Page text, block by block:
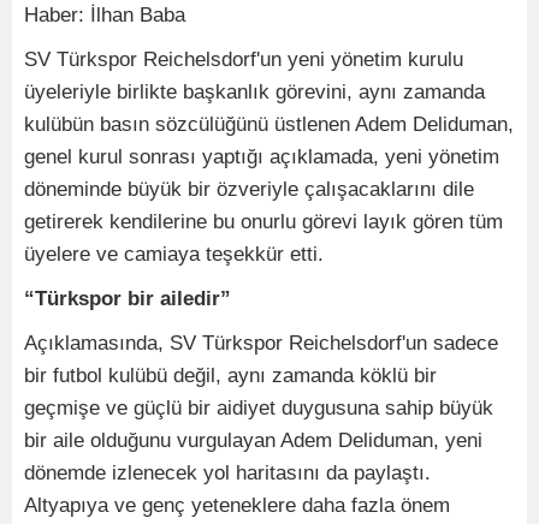
Haber: İlhan Baba
SV Türkspor Reichelsdorf'un yeni yönetim kurulu
üyeleriyle birlikte başkanlık görevini, aynı zamanda
kulübün basın sözcülüğünü üstlenen Adem Deliduman,
genel kurul sonrası yaptığı açıklamada, yeni yönetim
döneminde büyük bir özveriyle çalışacaklarını dile
getirerek kendilerine bu onurlu görevi layık gören tüm
üyelere ve camiaya teşekkür etti.
“Türkspor bir ailedir”
Açıklamasında, SV Türkspor Reichelsdorf'un sadece
bir futbol kulübü değil, aynı zamanda köklü bir
geçmişe ve güçlü bir aidiyet duygusuna sahip büyük
bir aile olduğunu vurgulayan Adem Deliduman, yeni
dönemde izlenecek yol haritasını da paylaştı.
Altyapıya ve genç yeteneklere daha fazla önem